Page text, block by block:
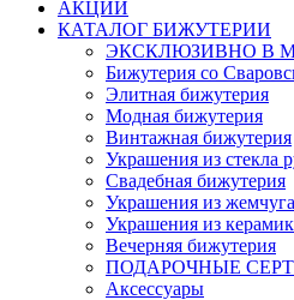
АКЦИИ
КАТАЛОГ БИЖУТЕРИИ
ЭКСКЛЮЗИВНО В
Бижутерия со
Элитная бижутерия
Модная бижутерия
Винтажная бижутерия
Украшения из стекла
Свадебная бижутерия
Украшения из жемчуга
Украшения из
Вечерняя бижутерия
ПОДАРОЧНЫЕ
Аксессуары